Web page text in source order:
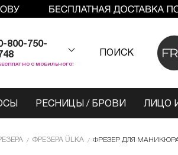
800-750-
С МОБИЛЬНОГО!
ПОИСК
РЕСНИЦЫ / БРОВИ ЛИЦО
ФРЕЗЕРА ÜLKA ФРЕЗЕР ДЛЯ МАНИКЮРА